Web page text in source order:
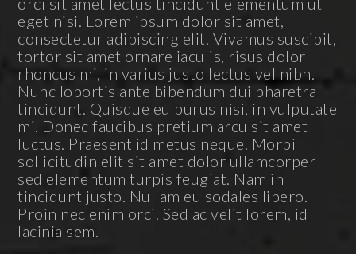
eget nisi. Lorem ipsum dolor sit amet,
consectetur adipiscing elit. Vivamus suscipit,
tortor sit amet ornare iaculis, risus dolor
rhoncus mi, in varius justo lectus vel nibh.
Nunc lobortis ante bibendum dui pharetra
tincidunt. Quisque eu purus nisi, in vulputate
mi. Donec faucibus pretium arcu sit amet
luctus. Praesent id metus neque. Morbi
sollicitudin elit sit amet dolor ullamcorper
sed elementum turpis feugiat. Nam in
tincidunt justo. Nullam eu sodales libero.
Proin nec enim orci. Sed ac velit lorem, id
lacinia sem.